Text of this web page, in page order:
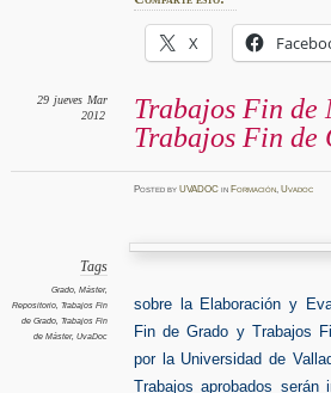
X
Trabajos Fin de
Trabajos Fin de
29 jueves Mar
2012
PostedbyUVADOC inFormación ,Uvadoc
Tags
Grado, Máster,
Repositorio, Trabajos Fin
de Grado, Trabajos Fin
de Máster, UvaDoc
sobre la Elaboración y
Fin de Grado y Trabajos
por la Universidad de
Trabajos aprobados serán